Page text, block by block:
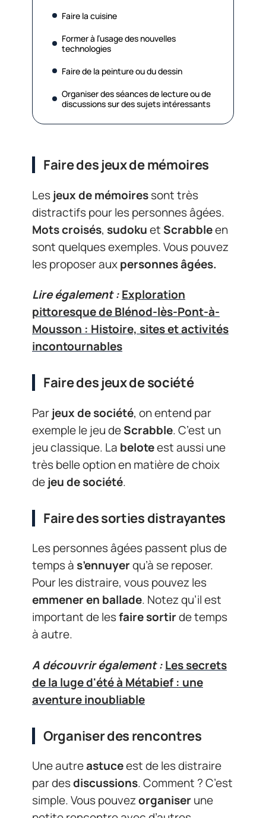
Faire la cuisine
Former à l’usage des nouvelles
technologies
Faire de la peinture ou du dessin
Organiser des séances de lecture ou de
discussions sur des sujets intéressants
Faire des jeux de mémoires
Lesjeux de mémoiressont très
distractifs pour les personnes âgées.
Mots croisés, sudokuetScrabbleen
sont quelques exemples. Vous pouvez
les proposer auxpersonnes âgées.
Lire également :Exploration
pittoresque de Blénod-lès-Pont-à-
Mousson : Histoire, sites et activités
incontournables
Faire des jeux de société
Parjeux de société, on entend par
exemple le jeu deScrabble. C’est un
jeu classique. La beloteest aussi une
très belle option en matière de choix
dejeu de société.
Faire des sorties distrayantes
Les personnes âgées passent plus de
temps à s’ennuyerqu’à se reposer.
Pour les distraire, vous pouvez les
emmener en ballade. Notez qu’il est
important de lesfaire sortirde temps
à autre.
A découvrir également :Les secrets
de la luge d'été à Métabief : une
aventure inoubliable
Organiser des rencontres
Une autreastuceest de les distraire
par desdiscussions. Comment ? C’est
simple. Vous pouvezorganiserune